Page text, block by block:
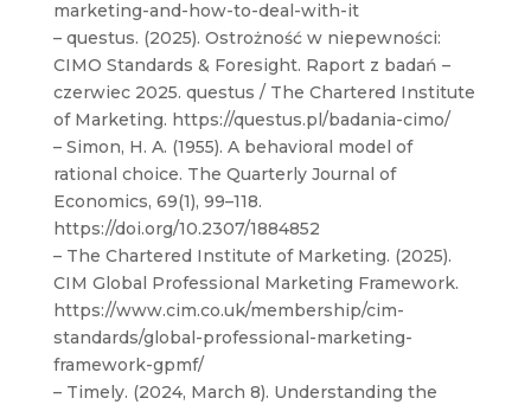
marketing-and-how-to-deal-with-it
– questus. (2025). Ostrożność w niepewności:
CIMO Standards & Foresight. Raport z badań –
czerwiec 2025. questus / The Chartered Institute
of Marketing. https://questus.pl/badania-cimo/
– Simon, H. A. (1955). A behavioral model of
rational choice. The Quarterly Journal of
Economics, 69(1), 99–118.
https://doi.org/10.2307/1884852
– The Chartered Institute of Marketing. (2025).
CIM Global Professional Marketing Framework.
https://www.cim.co.uk/membership/cim-
standards/global-professional-marketing-
framework-gpmf/
– Timely. (2024, March 8). Understanding the